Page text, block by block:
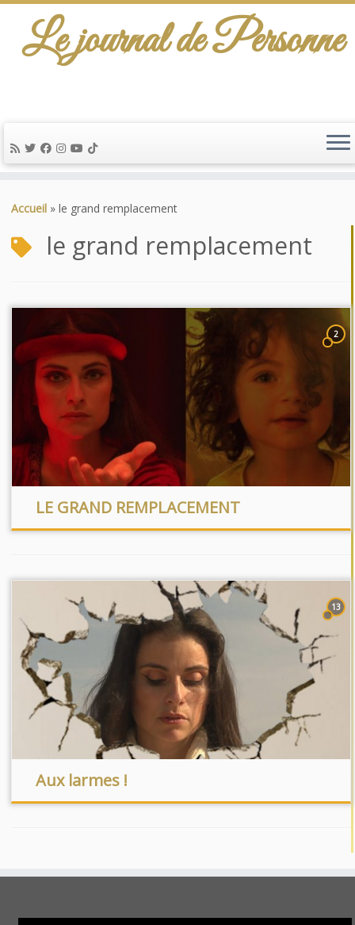
au
Le journal de Personne
Accueil » le grand remplacement
le grand remplacement
2
LE GRAND REMPLACEMENT
13
Aux larmes !